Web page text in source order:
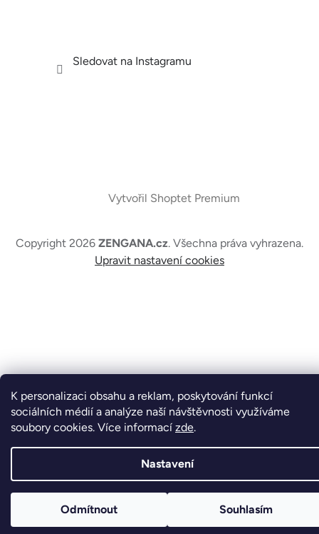
K personalizaci obsahu a reklam, poskytování funkcí
sociálních médií a analýze naší návštěvnosti využíváme
soubory cookies. Více informací zde.
Nastavení
Odmítnout Souhlasím
Sledovat na Instagramu
Vytvořil Shoptet Premium
Copyright 2026 ZENGANA.cz. Všechna práva vyhrazena.
Upravit nastavení cookies